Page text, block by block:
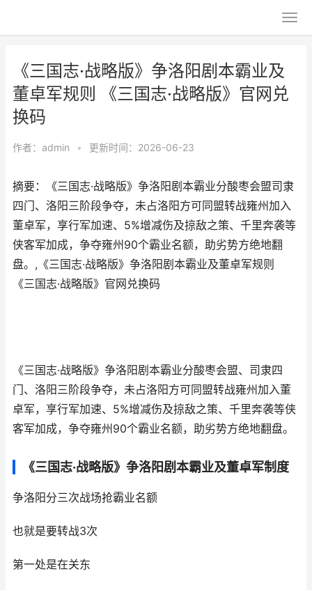
《三国志·战略版》争洛阳剧本霸业及
董卓军规则 《三国志·战略版》官网兑
换码
作者： admin • 更新时间：2026-06-23
摘要：《三国志·战略版》争洛阳剧本霸业分酸枣会盟司隶
四门、洛阳三阶段争夺，未占洛阳方可同盟转战雍州加入
董卓军，享行军加速、5%增减伤及掠敌之策、千里奔袭等
侠客军加成，争夺雍州90个霸业名额，助劣势方绝地翻
盘。,《三国志·战略版》争洛阳剧本霸业及董卓军规则
《三国志·战略版》官网兑换码
《三国志·战略版》争洛阳剧本霸业分酸枣会盟、司隶四
门、洛阳三阶段争夺，未占洛阳方可同盟转战雍州加入董
卓军，享行军加速、5%增减伤及掠敌之策、千里奔袭等侠
客军加成，争夺雍州90个霸业名额，助劣势方绝地翻盘。
《三国志·战略版》争洛阳剧本霸业及董卓军制度
争洛阳分三次战场抢霸业名额
也就是要转战3次
第一处是在关东